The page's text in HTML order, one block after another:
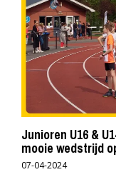
Junioren U16 &
mooie wedstrijd
07-04-2024